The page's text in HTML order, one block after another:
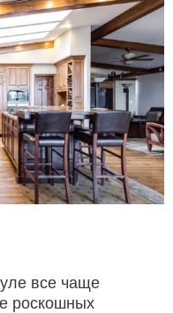
все чаще
роскошных